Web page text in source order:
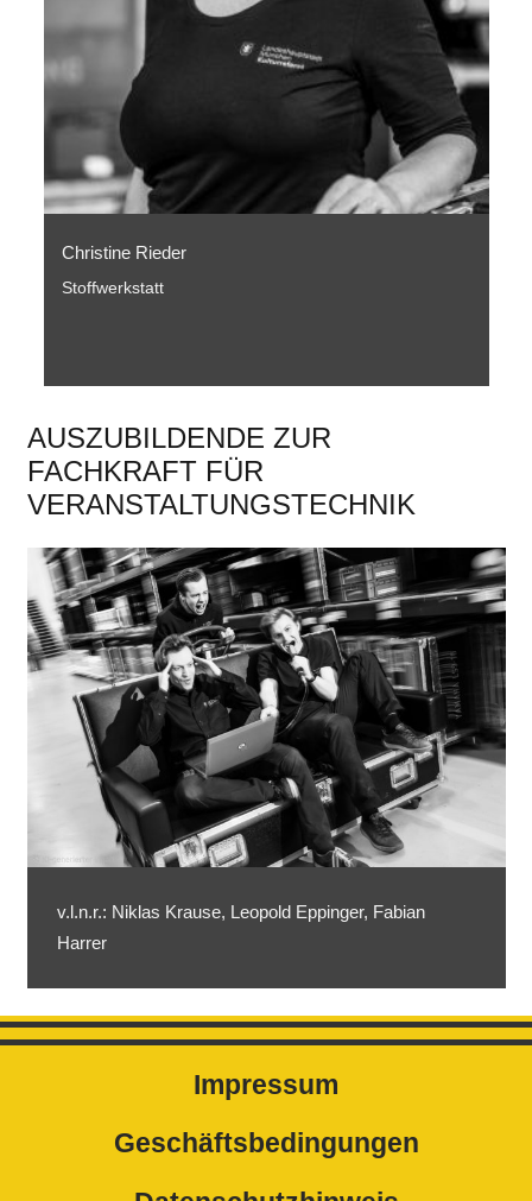
Christine Rieder
Stoffwerkstatt
AUSZUBILDENDE ZUR
FACHKRAFT FÜR
VERANSTALTUNGSTECHNIK
v.l.n.r.: Niklas Krause, Leopold Eppinger, Fabian
Harrer
Impressum
Geschäftsbedingungen